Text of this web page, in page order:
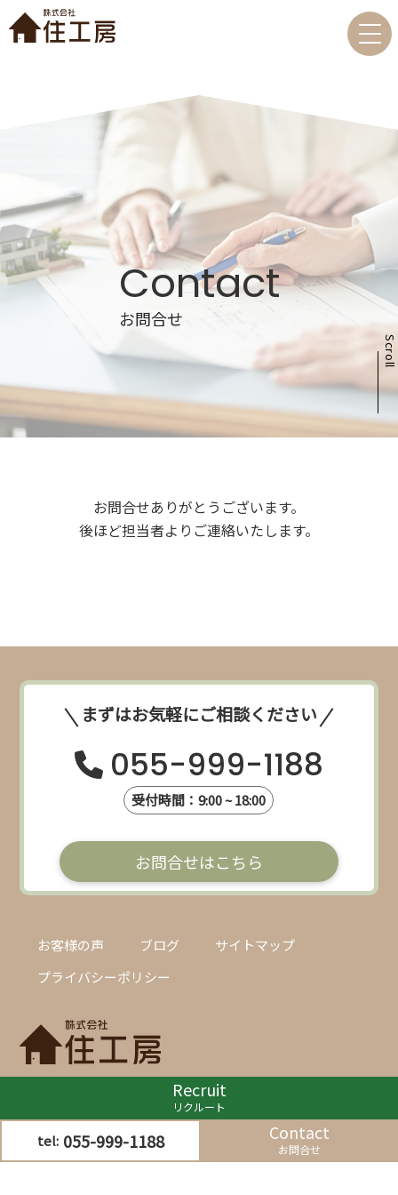
Recruit
リクルート
tel: 055-999-1188 Contact
お問合せ
Scroll
Contact
お問合せ
お問合せありがとうございます。
後ほど担当者よりご連絡いたします。
まずはお気軽にご相談ください
055-999-1188
受付時間：9:00 ~ 18:00
お問合せはこちら
静岡県三島市幸原町1-1-10 銀杏館
お客様の声 ブログ
サイトマップ
プライバシーポリシー